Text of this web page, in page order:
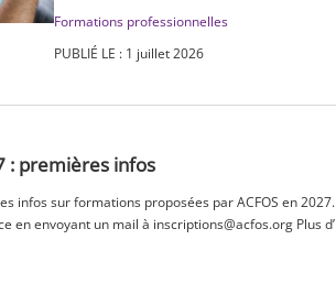
Formations professionnelles
PUBLIÉ LE : 1 juillet 2026
: premières infos
infos sur formations proposées par ACFOS en
en envoyant un mail à inscriptions@acfos.org Plus